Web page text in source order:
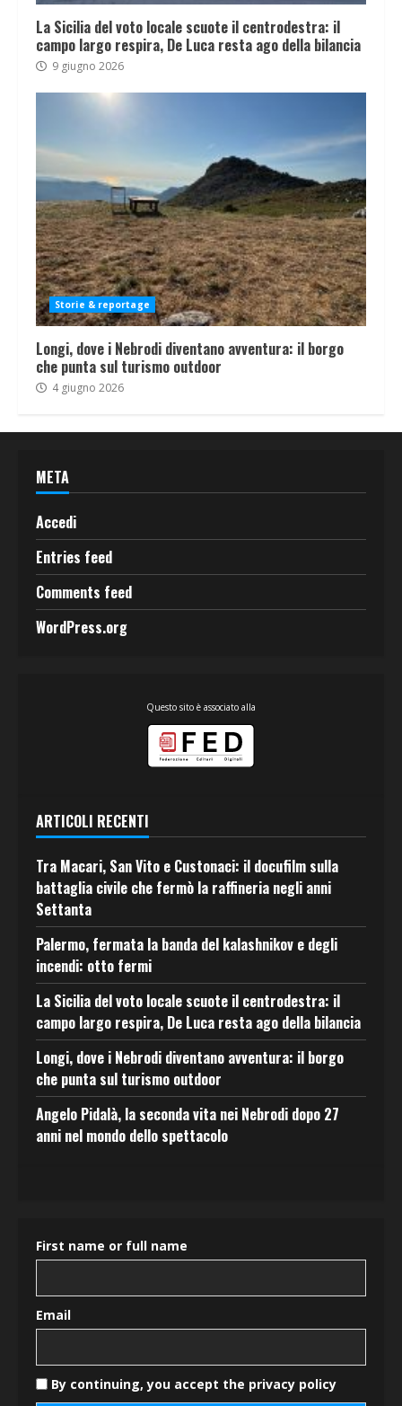
La Sicilia del voto locale scuote il centrodestra: il
campo largo respira, De Luca resta ago della bilancia
9 giugno 2026
Storie & reportage
Longi, dove i Nebrodi diventano avventura: il borgo
che punta sul turismo outdoor
4 giugno 2026
META
Accedi
Entries feed
Comments feed
WordPress.org
Questo sito è associato alla
ARTICOLI RECENTI
Tra Macari, San Vito e Custonaci: il docufilm sulla
battaglia civile che fermò la raffineria negli anni
Settanta
Palermo, fermata la banda del kalashnikov e degli
incendi: otto fermi
La Sicilia del voto locale scuote il centrodestra: il
campo largo respira, De Luca resta ago della bilancia
Longi, dove i Nebrodi diventano avventura: il borgo
che punta sul turismo outdoor
Angelo Pidalà, la seconda vita nei Nebrodi dopo 27
anni nel mondo dello spettacolo
First name or full name
Email
By continuing, you accept the privacy policy